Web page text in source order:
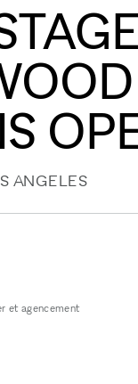
ANGELES
et agencement